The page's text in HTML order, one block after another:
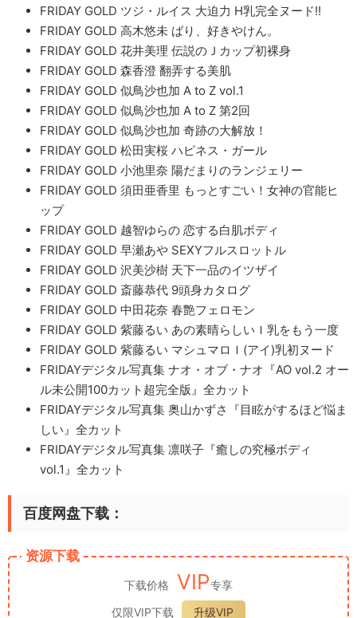
FRIDAY GOLD ツジ・ルイス 大迫力 H乳完全ヌード!!
FRIDAY GOLD 高木悠未 ばり、好きやけん。
FRIDAY GOLD 花井美理 伝説のＪカップ初裸身
FRIDAY GOLD 森香澄 翻弄する美肌
FRIDAY GOLD 似鳥沙也加 A to Z vol.1
FRIDAY GOLD 似鳥沙也加 A to Z 第2回
FRIDAY GOLD 似鳥沙也加 奇跡の大解放！
FRIDAY GOLD 松田実桜 ハピネス・ガール
FRIDAY GOLD 小池里奈 陽だまりのランジェリー
FRIDAY GOLD 須田亜香里 もっとすごい！女神の官能ヒ
ップ
FRIDAY GOLD 越智ゆらの 恋する白肌ボディ
FRIDAY GOLD 早瀬あや SEXYフルスロットル
FRIDAY GOLD 沢美沙樹 天下一品のイツザイ
FRIDAY GOLD 斎藤恭代 9頭身カタログ
FRIDAY GOLD 中田花奈 春艶フェロモン
FRIDAY GOLD 紫藤るい あの素晴らしいＩ乳をもう一度
FRIDAY GOLD 紫藤るい マシュマロＩ(アイ)乳初ヌード
FRIDAYデジタル写真集 ナオ・オブ・ナオ『AO vol.2 オー
ル未公開100カット超完全版』全カット
FRIDAYデジタル写真集 奥山かずさ『目眩がするほど悩ま
しい』全カット
FRIDAYデジタル写真集 凛咲子『癒しの究極ボディ
vol.1』全カット
百度网盘下载：
资源下载
下载价格 VIP专享
仅限VIP下载
升级VIP